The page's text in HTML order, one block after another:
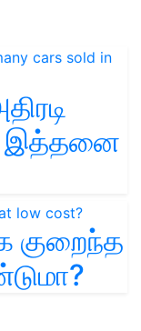
இத்தனை
குறைந்த